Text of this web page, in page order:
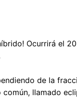
Ocurrirá el
de la
llamado